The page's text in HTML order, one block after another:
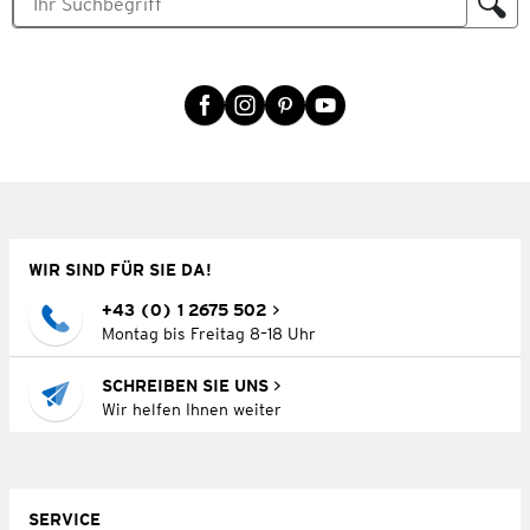
WIR SIND FÜR SIE DA!
+43 (0) 1 2675 502
Montag bis Freitag 8–18 Uhr
SCHREIBEN SIE UNS
Wir helfen Ihnen weiter
SERVICE